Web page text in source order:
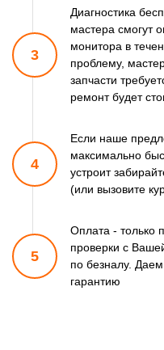
3
Диагностика
мастера смогут
монитора в
проблему,
запчасти
ремонтбудет
4
Если наше
максимально
устроит
(или вызовите
5
Оплата - только
проверки с
по безналу.
гарантию